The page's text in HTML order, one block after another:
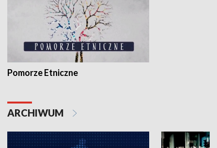
Pomorze Etniczne
ARCHIWUM